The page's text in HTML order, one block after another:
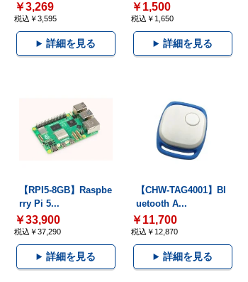
￥3,269
税込￥3,595
詳細を見る
￥1,500
税込￥1,650
詳細を見る
【RPI5-8GB】Raspbe
rry Pi 5...
￥33,900
税込￥37,290
詳細を見る
【CHW-TAG4001】Bl
uetooth A...
￥11,700
税込￥12,870
詳細を見る